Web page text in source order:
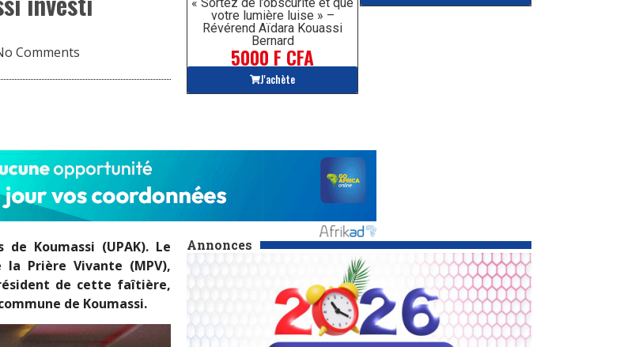
votre lumière luise » –
Révérend Aïdara Kouassi
Bernard
5000 F CFA
J'achète
Comments
Annonces
Koumassi (UPAK). Le
Prière Vivante (MPV),
de cette faîtière,
de Koumassi.